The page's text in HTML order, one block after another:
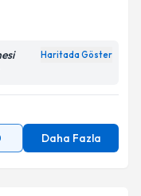
ilişkinAydınlatma
Haritada Göster
Daha Fazla